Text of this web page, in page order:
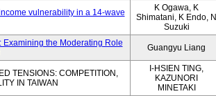
vulnerability in a 14-wave
K Ogawa, K
Shimatani, K Endo, N
Suzuki
the Moderating Role
Guangyu Liang
TENSIONS: COMPETITION,
IN TAIWAN
I-HSIEN TING,
KAZUNORI
MINETAKI